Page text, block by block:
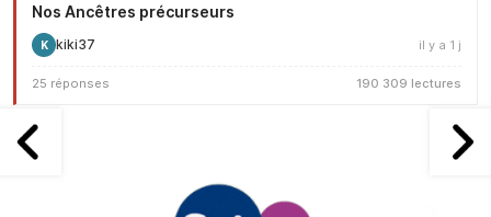
Nos Ancêtres précurseurs
K kiki37 il y a 1 j
25 réponses 190 309 lectures